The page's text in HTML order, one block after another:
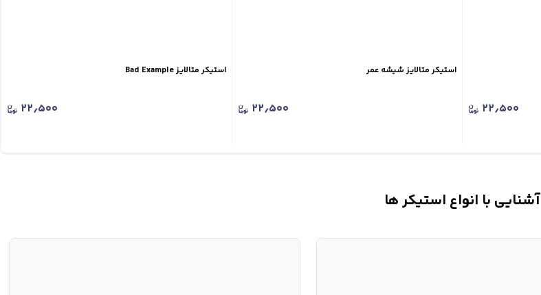
۲۲٫۵۰۰
استیکر متالایز شیشه عمر
۲۲٫۵۰۰
استیکر متالایز Bad Example
۲۲٫۵۰۰
آشنایی با انواع استیکر ها